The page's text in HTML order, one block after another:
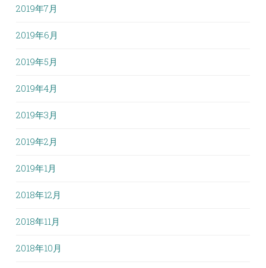
2019年7月
2019年6月
2019年5月
2019年4月
2019年3月
2019年2月
2019年1月
2018年12月
2018年11月
2018年10月